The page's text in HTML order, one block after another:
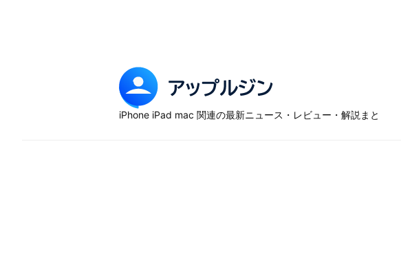
ッ
iPhone iPad mac 関連の最新ニュース・レビュー・解説まと